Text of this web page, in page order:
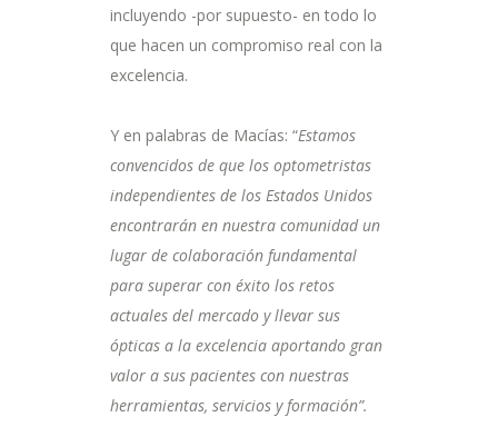
incluyendo -por supuesto- en todo lo
que hacen un compromiso real con la
excelencia.
Y en palabras de Macías: “Estamos
convencidos de que los optometristas
independientes de los Estados Unidos
encontrarán en nuestra comunidad un
lugar de colaboración fundamental
para superar con éxito los retos
actuales del mercado y llevar sus
ópticas a la excelencia aportando gran
valor a sus pacientes con nuestras
herramientas, servicios y formación”.